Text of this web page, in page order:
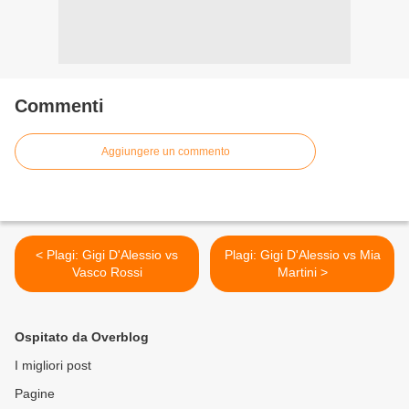
Commenti
Aggiungere un commento
< Plagi: Gigi D'Alessio vs
Vasco Rossi
Plagi: Gigi D'Alessio vs Mia
Martini >
Ospitato da Overblog
I migliori post
Pagine